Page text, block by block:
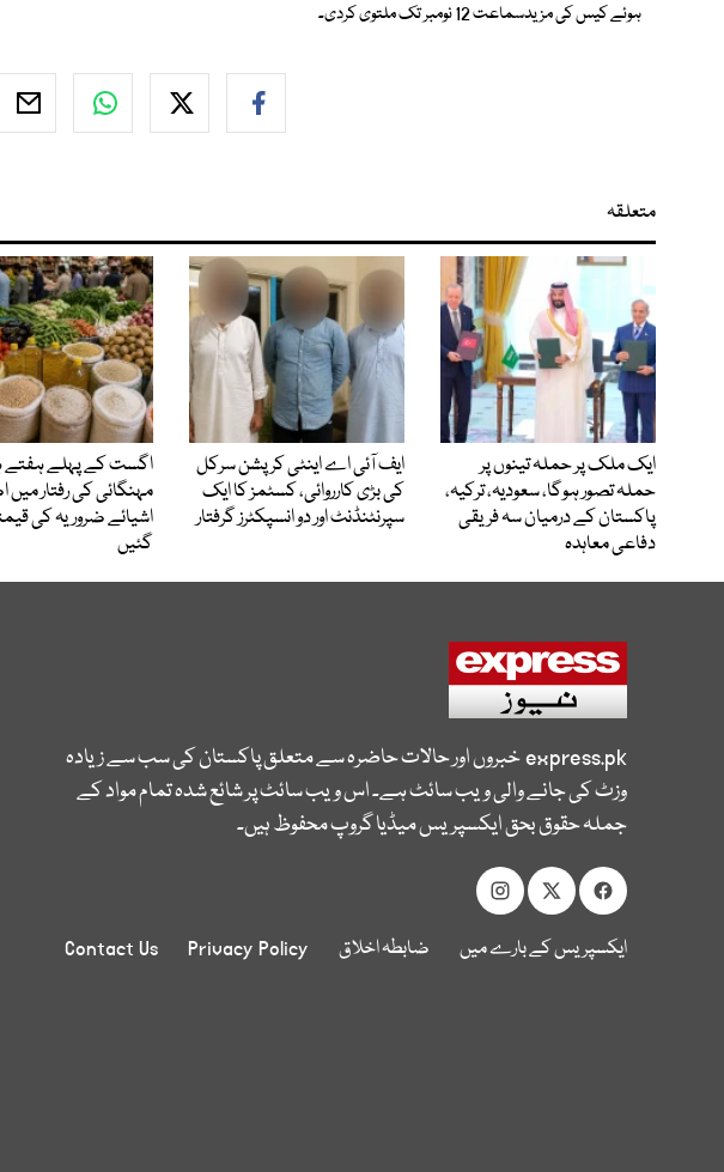
ہوئے کیس کی مزیدسماعت 12 نومبر تک ملتوی کردی۔
متعلقہ
ایک ملک پر حملہ تینوں پر
حملہ تصور ہوگا، سعودیہ، ترکیہ،
پاکستان کے درمیان سہ فریقی
دفاعی معاہدہ
ایف آئی اے اینٹی کرپشن سرکل
کی بڑی کارروائی، کسٹمز کا ایک
سپرنٹنڈنٹ اور دو انسپکٹرز گرفتار
اگست کے پہلے
اشیائے ضروریہ کی
گئیں
express.pkخبروں اور حالات حاضرہ سے متعلق پاکستان کی سب سے زیادہ
وزٹ کی جانے والی ویب سائٹ ہے۔ اس ویب سائٹ پر شائع شدہ تمام مواد کے
جملہ حقوق بحق ایکسپریس میڈیا گروپ محفوظ ہیں۔
ایکسپریس کے بارے میں ضابطہ اخلاق Privacy Policy
Contact Us